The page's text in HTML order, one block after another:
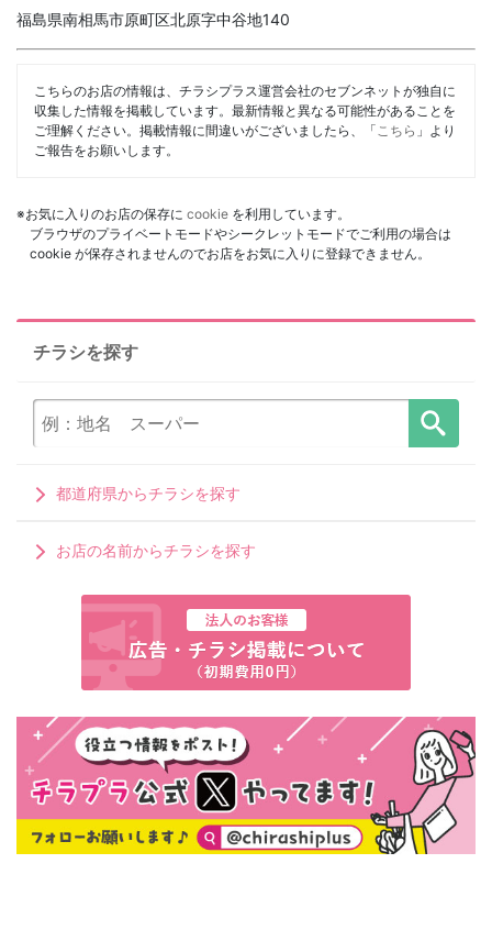
福島県南相馬市原町区北原字中谷地140
こちらのお店の情報は、チラシプラス運営会社のセブンネットが独自に
収集した情報を掲載しています。最新情報と異なる可能性があることを
ご理解ください。掲載情報に間違いがございましたら、「 こちら 」より
ご報告をお願いします。
※お気に入りのお店の保存に cookie を利用しています。
ブラウザのプライベートモードやシークレットモードでご利用の場合は
cookie が保存されませんのでお店をお気に入りに登録できません。
チラシを探す
都道府県からチラシを探す
お店の名前からチラシを探す